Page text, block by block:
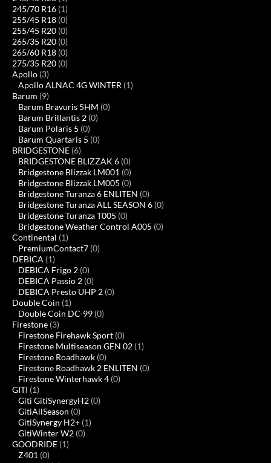
245/70 R16 (1)
255/45 R18 (0)
255/45 R20 (0)
265/35 R20 (0)
265/60 R18 (0)
275/35 R20 (0)
Apollo (3)
Apollo ALNAC 4G WINTER (1)
Barum (9)
Barum Bravuris 5HM (0)
Barum Brillantis 2 (0)
Barum Polaris 5 (0)
Barum Quartaris 5 (0)
BRIDGESTONE (6)
BRIDGESTONE BLIZZAK 6 (0)
Bridgestone Blizzak LM001 (0)
Bridgestone Blizzak LM005 (0)
Bridgestone Turanza 6 ENLITEN (0)
Bridgestone Turanza ALL SEASON 6 (0)
Bridgestone Turanza T005 (0)
Bridgestone Weather Control A005 (0)
Continental (1)
PremiumContact7 (0)
DEBICA (1)
DEBICA Frigo 2 (0)
DEBICA Passio 2 (0)
DEBICA Presto UHP 2 (0)
Double Coin (1)
Double Coin DC-99 (0)
Firestone (3)
Firestone Firehawk Sport (0)
Firestone Multiseason GEN 02 (1)
Firestone Roadhawk (0)
Firestone Roadhawk 2 ENLITEN (0)
Firestone Winterhawk 4 (0)
GITI (1)
Giti GitiSynergyH2 (0)
GitiAllSeason (0)
GitiSynergy H2+ (1)
GitiWinter W2 (0)
GOODRIDE (1)
Z401 (0)